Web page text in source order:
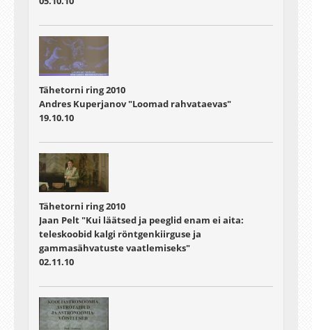
Tähetorni ring 2010
Andres Kuperjanov "Loomad rahvataevas"
19.10.10
Tähetorni ring 2010
Jaan Pelt "Kui läätsed ja peeglid enam ei aita:
teleskoobid kalgi röntgenkiirguse ja
gammasähvatuste vaatlemiseks"
02.11.10